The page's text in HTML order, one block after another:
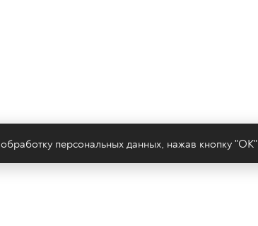
обработку персональных данных, нажав кнопку "ОК"